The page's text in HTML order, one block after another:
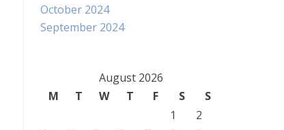
October 2024
September 2024
August 2026
M
T W T F S
S
1
2